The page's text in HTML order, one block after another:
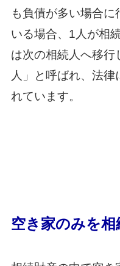
も負債が多い場合
いる場合、1人が相
は次の相続人へ移行
人」と呼ばれ、法
れています。
空き家のみを相